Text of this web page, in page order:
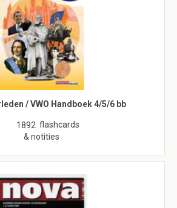
/ VWO Handboek 4/5/6 bb
1892 flashcards
& notities